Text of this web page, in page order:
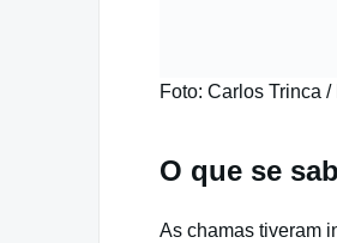
Foto: Carlos Trinca
O que se
As chamas tiveram